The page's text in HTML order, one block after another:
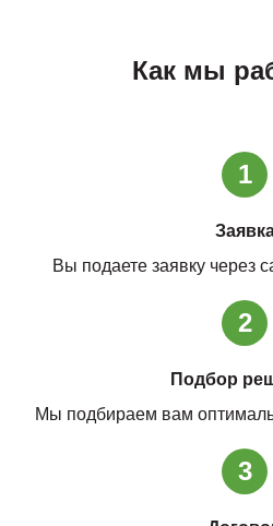
Как мы
1
Вы подаете заявку через
2
Подбор
Мы подбираем вам
3